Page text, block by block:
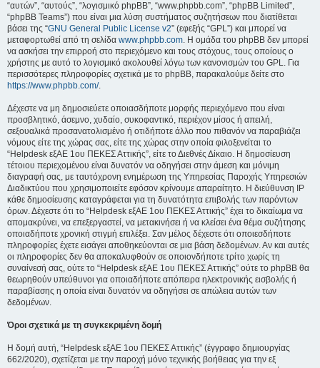
“αυτών”, “αυτούς”, “λογισμικό phpBB”, “www.phpbb.com”, “phpBB Limited”,
“phpBB Teams”) που είναι μια λύση συστήματος συζητήσεων που διατίθεται
βάσει της “GNU General Public License v2” (εφεξής “GPL”) και μπορεί να
μεταφορτωθεί από τη σελίδα www.phpbb.com. Η ομάδα του phpBB δεν μπορεί
να ασκήσει την επιρροή στο περιεχόμενο και τους στόχους, τους οποίους ο
χρήστης με αυτό το λογισμικό ακολουθεί λόγω των κανονισμών του GPL. Για
περισσότερες πληροφορίες σχετικά με το phpBB, παρακαλούμε δείτε στο
https://www.phpbb.com/.
Δέχεστε να μη δημοσιεύετε οποιασδήποτε μορφής περιεχόμενο που είναι
προσβλητικό, άσεμνο, χυδαίο, συκοφαντικό, περιέχον μίσος ή απειλή,
σεξουαλικά προσανατολισμένο ή οτιδήποτε άλλο που πιθανόν να παραβιάζει
νόμους είτε της χώρας σας, είτε της χώρας στην οποία φιλοξενείται το
“Helpdesk εξΑΕ 1ου ΠΕΚΕΣ Αττικής”, είτε το Διεθνές Δίκαιο. Η δημοσίευση
τέτοιου περιεχομένου είναι δυνατόν να οδηγήσει στην άμεση και μόνιμη
διαγραφή σας, με ταυτόχρονη ενημέρωση της Υπηρεσίας Παροχής Υπηρεσιών
Διαδικτύου που χρησιμοποιείτε εφόσον κρίνουμε απαραίτητο. Η διεύθυνση IP
κάθε δημοσίευσης καταγράφεται για τη δυνατότητα επιβολής των παρόντων
όρων. Δέχεστε ότι το “Helpdesk εξΑΕ 1ου ΠΕΚΕΣ Αττικής” έχει το δικαίωμα να
απομακρύνει, να επεξεργαστεί, να μετακινήσει ή να κλείσει ένα θέμα συζήτησης
οποιαδήποτε χρονική στιγμή επιλέξει. Σαν μέλος δέχεστε ότι οποιεσδήποτε
πληροφορίες έχετε εισάγει αποθηκεύονται σε μια βάση δεδομένων. Αν και αυτές
οι πληροφορίες δεν θα αποκαλυφθούν σε οποιονδήποτε τρίτο χωρίς τη
συναίνεσή σας, ούτε το “Helpdesk εξΑΕ 1ου ΠΕΚΕΣ Αττικής” ούτε το phpBB θα
θεωρηθούν υπεύθυνοι για οποιαδήποτε απόπειρα ηλεκτρονικής εισβολής ή
παραβίασης η οποία είναι δυνατόν να οδηγήσει σε απώλεια αυτών των
δεδομένων.
Όροι σχετικά με τη συγκεκριμένη δομή
Η δομή αυτή, “Helpdesk εξΑΕ 1ου ΠΕΚΕΣ Αττικής” (έγγραφο δημιουργίας
662/2020), σχετίζεται με την παροχή μόνο τεχνικής βοήθειας για την εξ